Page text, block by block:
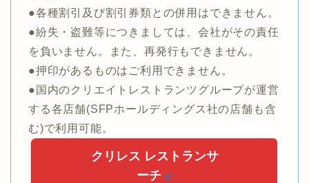
●各種割引及び割引券類との併用はできません。
●紛失・盗難等につきましては、会社がその責任
を負いません。また、再発行もできません。
●押印があるものはご利用できません。
●国内のクリエイトレストランツグループが運営
する各店舗(SFPホールディングス社の店舗も含
む)で利用可能。
クリレス レストランサ
ーチ